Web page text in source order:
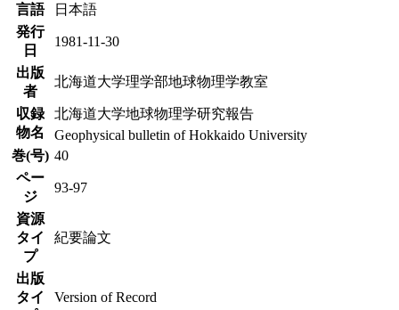
言語
日本語
発行
日
1981-11-30
出版
者
北海道大学理学部地球物理学教室
収録
物名
北海道大学地球物理学研究報告
Geophysical bulletin of Hokkaido University
巻(号) 40
ペー
ジ
93-97
資源
タイ
プ
紀要論文
出版
タイ
Version of Record